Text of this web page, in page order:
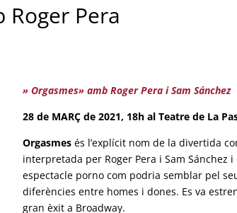
Pera
» Orgasmes» amb Roger Pera i Sam Sánchez
28 de MARÇ de 2021, 18h al Teatre de La
Orgasmesés l’explícit nom de la divertida
interpretada per Roger Pera i Sam Sánchez
espectacle porno com podria semblar pel
diferències entre homes i dones. Es va
gran èxit a Broadway.